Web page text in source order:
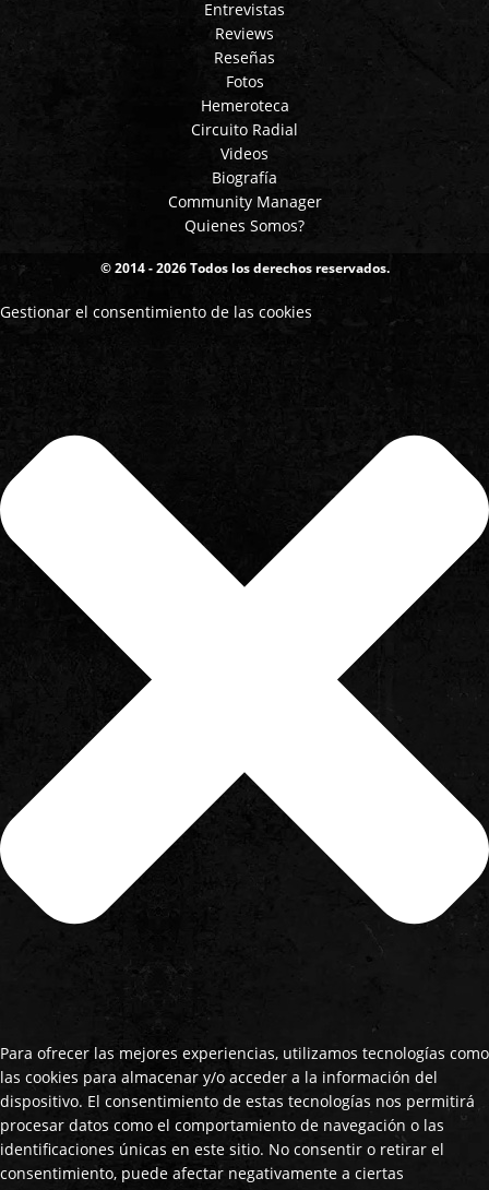
Entrevistas
Reviews
Reseñas
Fotos
Hemeroteca
Circuito Radial
Videos
Biografía
Community Manager
Quienes Somos?
© 2014 - 2026 Todos los derechos reservados.
Gestionar el consentimiento de las cookies
Para ofrecer las mejores experiencias, utilizamos tecnologías como
las cookies para almacenar y/o acceder a la información del
dispositivo. El consentimiento de estas tecnologías nos permitirá
procesar datos como el comportamiento de navegación o las
identificaciones únicas en este sitio. No consentir o retirar el
consentimiento, puede afectar negativamente a ciertas